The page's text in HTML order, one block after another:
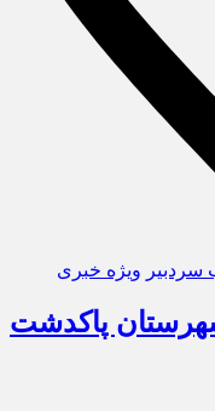
سردبیر ویژه خبری
پاکدشت